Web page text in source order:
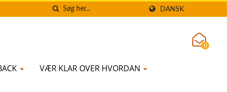
DANSK
VÆR KLAR OVER HVORDAN
0